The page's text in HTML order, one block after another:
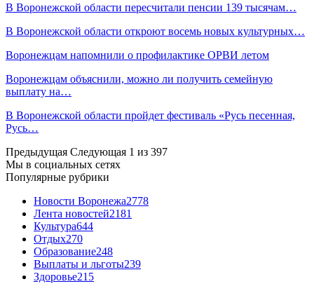
В Воронежской области пересчитали пенсии 139 тысячам…
В Воронежской области откроют восемь новых культурных…
Воронежцам напомнили о профилактике ОРВИ летом
Воронежцам объяснили, можно ли получить семейную
выплату на…
В Воронежской области пройдет фестиваль «Русь песенная,
Русь…
Предыдущая Следующая 1 из 397
Мы в социальных сетях
Популярные рубрики
Новости Воронежа2778
Лента новостей2181
Культура644
Отдых270
Образование248
Выплаты и льготы239
Здоровье215